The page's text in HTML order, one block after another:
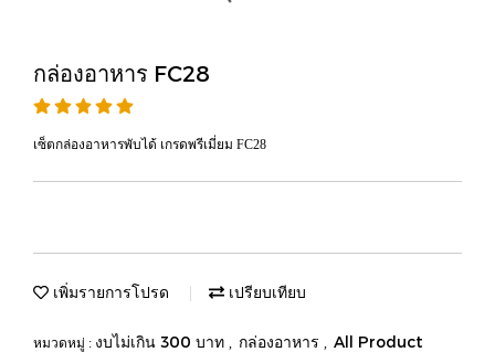
กล่องอาหาร FC28
เซ็ตกล่องอาหารพับได้ เกรดพรีเมี่ยม FC28
เพิ่มรายการโปรด เปรียบเทียบ
หมวดหมู่ : งบไม่เกิน 300 บาท , กล่องอาหาร , All Product